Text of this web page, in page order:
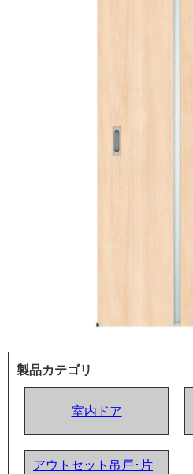
製品カテゴリ
室内ドア
アウトセット吊戸･片